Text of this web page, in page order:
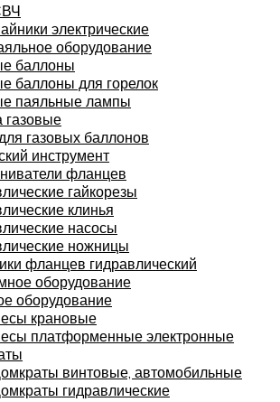
электрические
оборудование
баллоны
баллоны для горелок
паяльные лампы
газовые
газовых баллонов
инструмент
фланцев
гайкорезы
клинья
насосы
ножницы
фланцев гидравлический
оборудование
оборудование
крановые
платформенные электронные
винтовые, автомобильные
гидравлические